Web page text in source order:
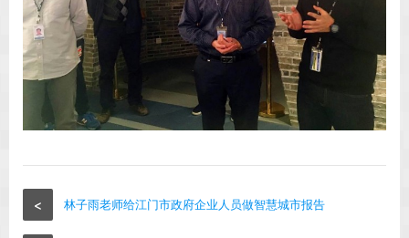
< 林子雨老师给江门市政府企业人员做智慧城市报告